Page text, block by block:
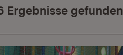
Ergebnisse gefunden